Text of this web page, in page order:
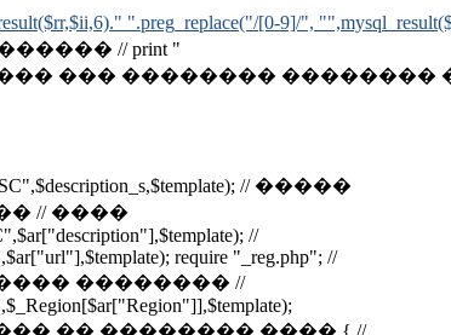
".preg_replace("/[0-9]/",
// print "
��� �������� �������� �
// �����
// ����
//
require "_reg.php"; //
�������� //
// ���� �� �������� ���� { //